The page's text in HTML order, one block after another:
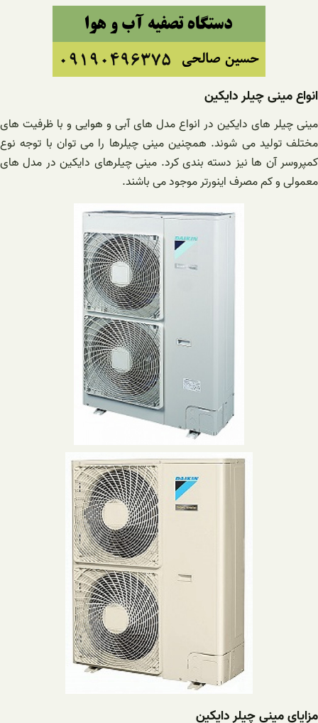
انواع مینی چیلر دایکین
مینی چیلر های دایکین در انواع مدل های آبی و هوایی و با ظرفیت های
مختلف تولید می شوند. همچنین مینی چیلرها را می توان با توجه نوع
کمپروسر آن ها نیز دسته بندی کرد. مینی چیلرهای دایکین در مدل های
معمولی و کم مصرف اینورتر موجود می باشند.
مزایای مینی چیلر دایکین